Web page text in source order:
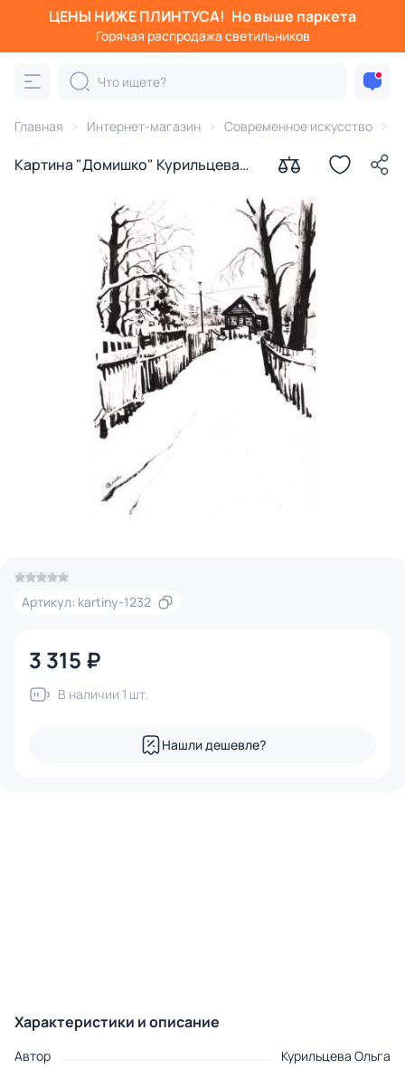
ЦЕНЫ НИЖЕ ПЛИНТУСА! Но выше паркета
Горячая распродажа светильников
Главная Интернет-магазин Современное искусство
Картина "Домишко" Курильцева
Артикул: kartiny-1232
3 315 ₽
В наличии 1 шт.
Нашли дешевле?
Характеристики и описание
Автор
Курильцева Ольга